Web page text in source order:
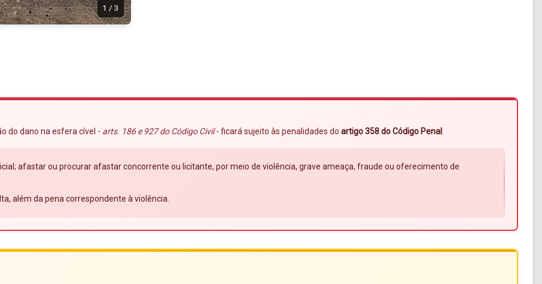
1 / 3
do dano na esfera cível - arts. 186 e 927 do Código Civil- ficará sujeito às penalidades do artigo 358 do Código Penal:
afastar ou procurar afastar concorrente ou licitante, por meio de violência, grave ameaça, fraude ou oferecimento de
além da pena correspondente à violência.